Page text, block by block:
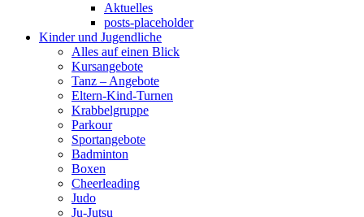
Aktuelles
posts-placeholder
Kinder und Jugendliche
Alles auf einen Blick
Kursangebote
Tanz – Angebote
Eltern-Kind-Turnen
Krabbelgruppe
Parkour
Sportangebote
Badminton
Boxen
Cheerleading
Judo
Ju-Jutsu